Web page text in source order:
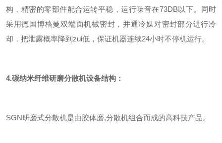
构，精密的零部件配合运转平稳，运行噪音在73DB以下。同时
采用德国博格曼双端面机械密封，并通冷媒对密封部分进行冷
却，把泄露概率降到zui低，保证机器连续24小时不停机运行。
4.碳纳米纤维研磨分散机设备结构：
SGN研磨式分散机是由胶体磨,分散机组合而成的高科技产品。